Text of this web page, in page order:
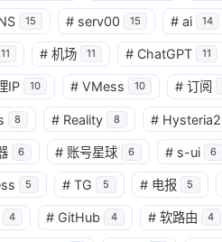
15 # serv00 15 # ai 14
11 # 机场 11 # ChatGPT 11
IP 10 # VMess 10 # 订阅
8 # Reality 8 # Hysteria2
6 # 账号星球 6 # s-ui 6
5 # TG 5 # 电报 5
4 # GitHub 4 # 软路由 4